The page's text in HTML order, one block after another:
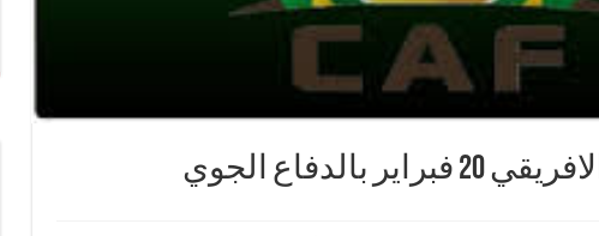
بالدفاع الجوي